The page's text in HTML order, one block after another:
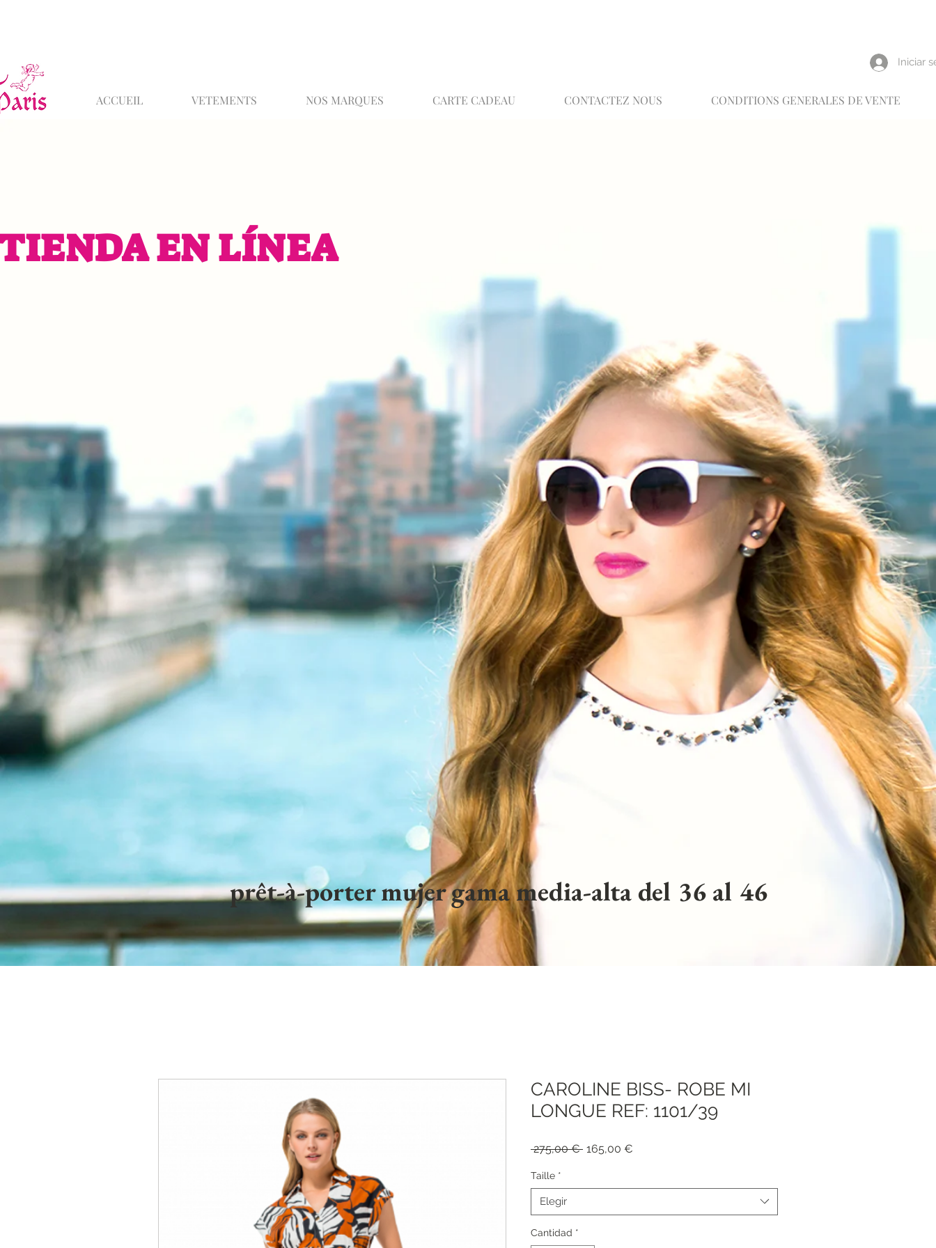
Iniciar
ACCUEIL VETEMENTS NOS MARQUES CARTE CADEAU CONTACTEZ NOUS CONDITIONS GENERALES DE VENTE
EN LÍNEA
prêt-à-porter mujer gama media-alta del 36 al 46
CAROLINE BISS- ROBE MI
LONGUE REF: 1101/39
275,00 € Precio
165,00 €
Taille *
Elegir
Cantidad *